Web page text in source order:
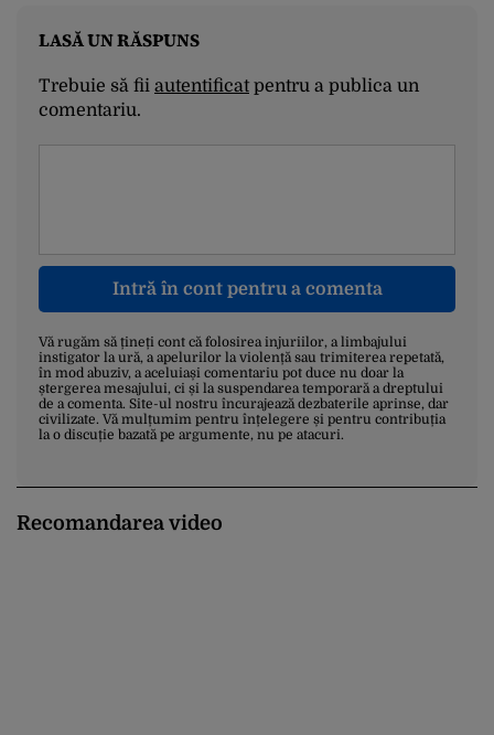
LASĂ UN RĂSPUNS
Trebuie să fii autentificatpentru a publica un
comentariu.
Intră în cont pentru a comenta
Vă rugăm să țineți cont că folosirea injuriilor, a limbajului
instigator la ură, a apelurilor la violență sau trimiterea repetată,
în mod abuziv, a aceluiași comentariu pot duce nu doar la
ștergerea mesajului, ci și la suspendarea temporară a dreptului
de a comenta. Site-ul nostru încurajează dezbaterile aprinse, dar
civilizate. Vă mulțumim pentru înțelegere și pentru contribuția
la o discuție bazată pe argumente, nu pe atacuri.
Recomandarea video